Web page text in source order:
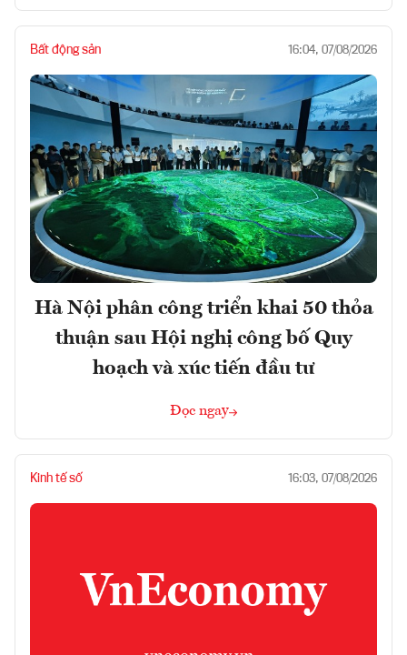
Bất động sản 16:04, 07/08/2026
Hà Nội phân công triển khai 50 thỏa
thuận sau Hội nghị công bố Quy
hoạch và xúc tiến đầu tư
Đọc ngay
Kinh tế số 16:03, 07/08/2026